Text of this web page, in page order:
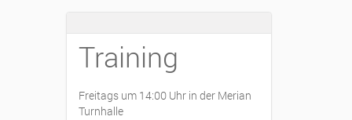
Training
Freitags um 14:00 Uhr in der Merian
Turnhalle